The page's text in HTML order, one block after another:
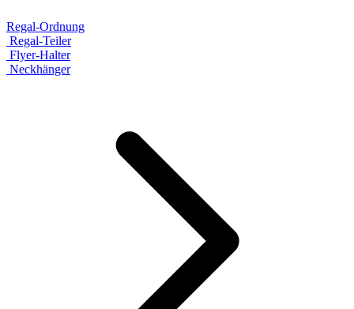
Regal-Ordnung
Regal-Teiler
Flyer-Halter
Neckhänger